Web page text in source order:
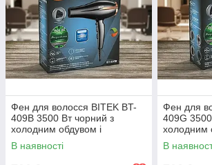
Фен для волосся BITEK BT-
409B 3500 Вт чорний з
холодним обдувом і
насадкою для укладання 3
температурних режими
В наявності
Фен для
409G
холодним
швидкості
режими
В